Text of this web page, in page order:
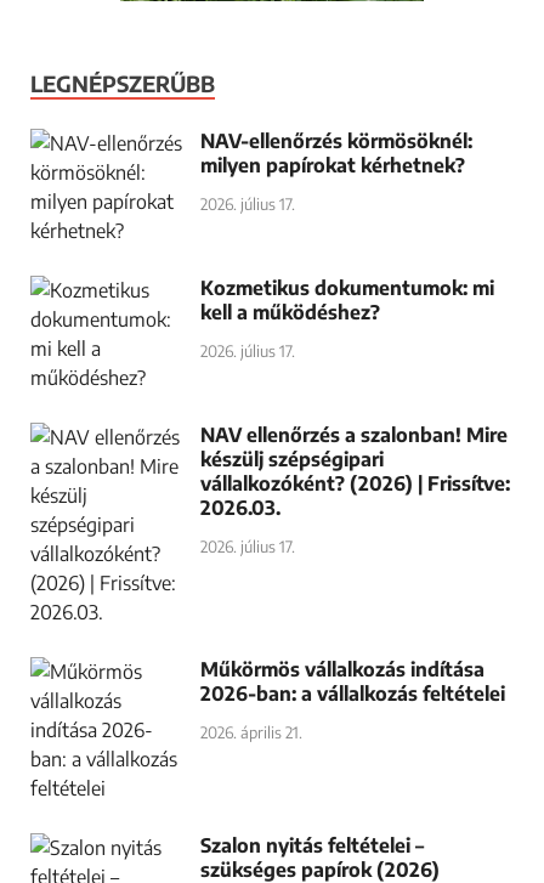
LEGNÉPSZERŰBB
NAV-ellenőrzés körmösöknél:
milyen papírokat kérhetnek?
2026. július 17.
Kozmetikus dokumentumok: mi
kell a működéshez?
2026. július 17.
NAV ellenőrzés a szalonban! Mire
készülj szépségipari
vállalkozóként? (2026) | Frissítve:
2026.03.
2026. július 17.
Műkörmös vállalkozás indítása
2026-ban: a vállalkozás feltételei
2026. április 21.
Szalon nyitás feltételei –
szükséges papírok (2026)